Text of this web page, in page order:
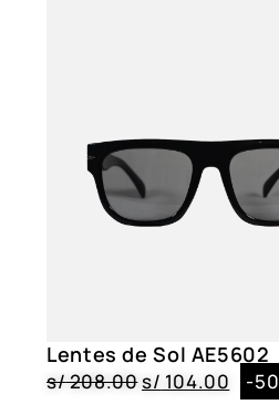
Lentes de Sol AE5602
s/208.00s/ 104.00 -50